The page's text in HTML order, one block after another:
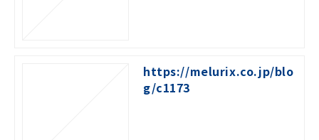
https://melurix.co.jp/blo
g/c1173